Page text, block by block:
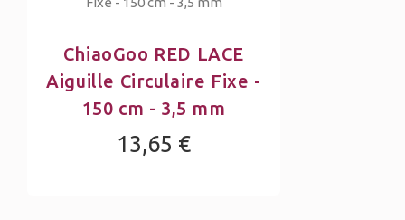
ChiaoGoo RED LACE
Aiguille Circulaire Fixe -
150 cm - 3,5 mm
13,65 €